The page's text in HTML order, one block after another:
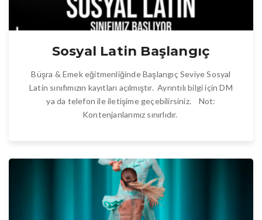
Sosyal Latin Başlangıç
Büşra & Emek eğitmenliğinde Başlangıç Seviye Sosyal
Latin sınıfımızın kayıtları açılmıştır. Ayrıntılı bilgi için DM
ya da telefon ile iletişime geçebilirsiniz. Not:
Kontenjanlarımız sınırlıdır.